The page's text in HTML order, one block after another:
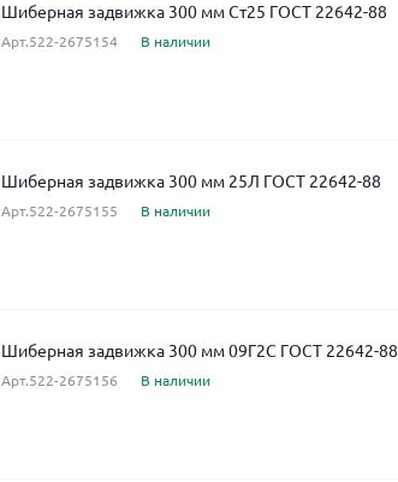
Шиберная задвижка 300 мм Ст25 ГОСТ 22642-88
Арт.522-2675154 В наличии
Шиберная задвижка 300 мм 25Л ГОСТ 22642-88
Арт.522-2675155 В наличии
Шиберная задвижка 300 мм 09Г2С ГОСТ 22642-88
Арт.522-2675156 В наличии